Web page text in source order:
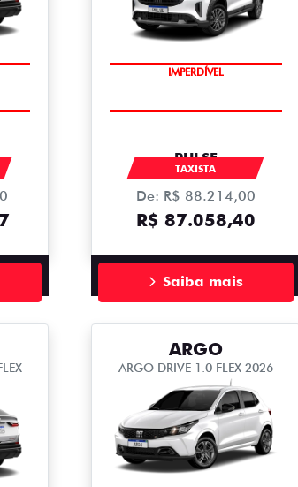
IMPERDÍVEL
PULSE
TAXISTA
De: R$ 88.214,00
R$ 87.058,40
Saiba mais
ARGO
ARGO DRIVE 1.0 FLEX 2026